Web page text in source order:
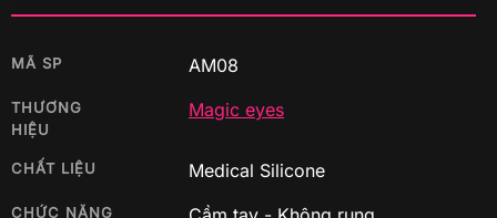
MÃ SP AM08
THƯƠNG
HIỆU
Magic eyes
CHẤT LIỆU Medical Silicone
CHỨC NĂNG